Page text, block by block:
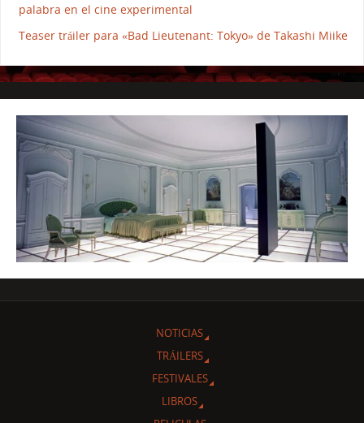
palabra en el cine experimental
Teaser tráiler para «Bad Lieutenant: Tokyo» de Takashi Miike
NOTICIAS
TRÁILERS
FESTIVALES
LIBROS